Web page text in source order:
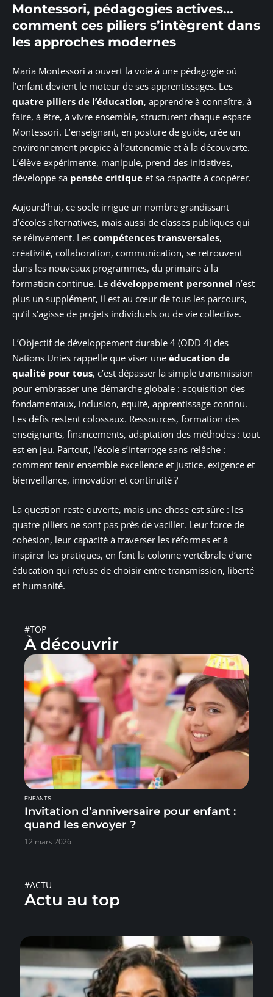
Montessori, pédagogies actives…
comment ces piliers s’intègrent dans
les approches modernes
Maria Montessori a ouvert la voie à une pédagogie où
l’enfant devient le moteur de ses apprentissages. Les
quatre piliers de l’éducation, apprendre à connaître, à
faire, à être, à vivre ensemble, structurent chaque espace
Montessori. L’enseignant, en posture de guide, crée un
environnement propice à l’autonomie et à la découverte.
L’élève expérimente, manipule, prend des initiatives,
développe sa pensée critique et sa capacité à coopérer.
Aujourd’hui, ce socle irrigue un nombre grandissant
d’écoles alternatives, mais aussi de classes publiques qui
se réinventent. Les compétences transversales,
créativité, collaboration, communication, se retrouvent
dans les nouveaux programmes, du primaire à la
formation continue. Le développement personnel n’est
plus un supplément, il est au cœur de tous les parcours,
qu’il s’agisse de projets individuels ou de vie collective.
L’Objectif de développement durable 4 (ODD 4) des
Nations Unies rappelle que viser une éducation de
qualité pour tous, c’est dépasser la simple transmission
pour embrasser une démarche globale : acquisition des
fondamentaux, inclusion, équité, apprentissage continu.
Les défis restent colossaux. Ressources, formation des
enseignants, financements, adaptation des méthodes : tout
est en jeu. Partout, l’école s’interroge sans relâche :
comment tenir ensemble excellence et justice, exigence et
bienveillance, innovation et continuité ?
La question reste ouverte, mais une chose est sûre : les
quatre piliers ne sont pas près de vaciller. Leur force de
cohésion, leur capacité à traverser les réformes et à
inspirer les pratiques, en font la colonne vertébrale d’une
éducation qui refuse de choisir entre transmission, liberté
et humanité.
#TOP
À découvrir
ENFANTS
Invitation d’anniversaire pour enfant :
quand les envoyer ?
12 mars 2026
#ACTU
Actu au top